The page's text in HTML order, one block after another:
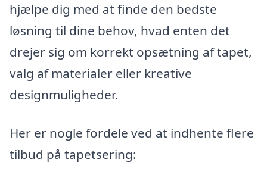
hjælpe dig med at finde den bedste
løsning til dine behov, hvad enten det
drejer sig om korrekt opsætning af tapet,
valg af materialer eller kreative
designmuligheder.
Her er nogle fordele ved at indhente flere
tilbud på tapetsering: